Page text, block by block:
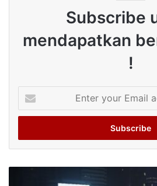
Subscribe
mendapatkan
!
your
Email